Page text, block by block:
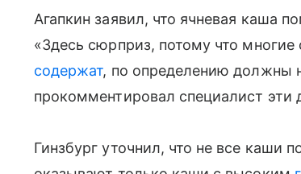
Агапкин заявил, что ячневая каша
«Здесь сюрприз, потому что
содержат, по определению должны
прокомментировал специалист эти
Гинзбург уточнил, что не все каши